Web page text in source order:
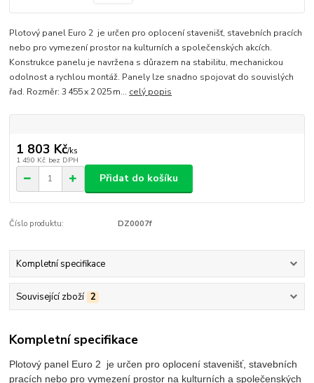
Plotový panel Euro 2 je určen pro oplocení stavenišť, stavebních pracích
nebo pro vymezení prostor na kulturních a společenských akcích.
Konstrukce panelu je navržena s důrazem na stabilitu, mechanickou
odolnost a rychlou montáž. Panely lze snadno spojovat do souvislých
řad. Rozměr: 3 455 x 2 025 m... celý popis
1 803 Kč/ks
1 490 Kč bez DPH
Přidat do košíku
Číslo produktu: DZ0007f
Kompletní specifikace
Související zboží 2
Kompletní specifikace
Plotový panel Euro 2 je určen pro oplocení stavenišť, stavebních
pracích nebo pro vymezení prostor na kulturních a společenských